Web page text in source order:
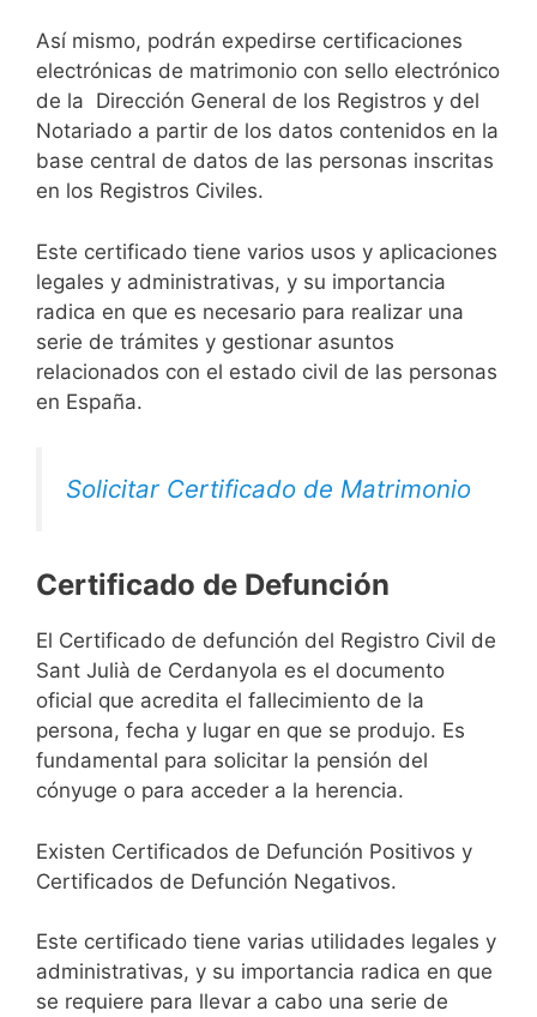
Así mismo, podrán expedirse certificaciones
electrónicas de matrimonio con sello electrónico
de la Dirección General de los Registros y del
Notariado a partir de los datos contenidos en la
base central de datos de las personas inscritas
en los Registros Civiles.
Este certificado tiene varios usos y aplicaciones
legales y administrativas, y su importancia
radica en que es necesario para realizar una
serie de trámites y gestionar asuntos
relacionados con el estado civil de las personas
en España.
Solicitar Certificado de Matrimonio
Certificado de Defunción
El Certificado de defunción del Registro Civil de
Sant Julià de Cerdanyola es el documento
oficial que acredita el fallecimiento de la
persona, fecha y lugar en que se produjo. Es
fundamental para solicitar la pensión del
cónyuge o para acceder a la herencia.
Existen Certificados de Defunción Positivos y
Certificados de Defunción Negativos.
Este certificado tiene varias utilidades legales y
administrativas, y su importancia radica en que
se requiere para llevar a cabo una serie de